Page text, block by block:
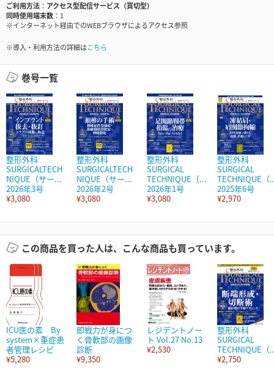
ご利用方法
アクセス型配信サービス（買切型）
同時使用端末数
1
※インターネット経由でのWEBブラウザによるアクセス参照
※導入・利用方法の詳細はこちら
巻号一覧
整形外科
SURGICALTECH
NIQUE（サー...
2026年3号
¥3,080
整形外科
SURGICALTECH
NIQUE（サー...
2026年2号
¥3,080
整形外科
SURGICAL
TECHNIQUE（...
2026年1号
¥3,080
整形外科
SURGICAL
TECHNIQUE（
2025年6号
¥2,970
この商品を買った人は、こんな商品も買っています。
ICU医の素 By
system×重症患
者管理レシピ
¥5,280
即戦力が身につ
く骨軟部の画像
診断
¥9,350
レジデントノー
ト Vol.27 No.13
¥2,530
整形外科
SURGICAL
TECHNIQUE（
¥2,750